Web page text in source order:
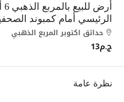
الرئيسي أمام كمبوند
حدائق اكتوبر المربع الذهبي
ج.م13
نظرة عامة